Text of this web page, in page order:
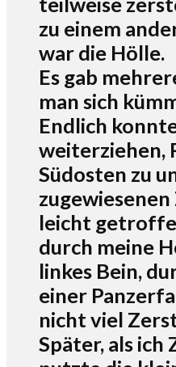
zu einem
war die Hölle.
Es gab
man sich
Endlich
weiterziehen,
Südosten zu
leicht
durch meine
linkes Bein,
einer
nicht viel
Später, als ich